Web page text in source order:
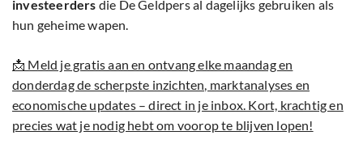
investeerders die De Geldpers al dagelijks gebruiken als
hun geheime wapen.
📩 Meld je gratis aan en ontvang elke maandag en
donderdag de scherpste inzichten, marktanalyses en
economische updates – direct in je inbox. Kort, krachtig en
precies wat je nodig hebt om voorop te blijven lopen!